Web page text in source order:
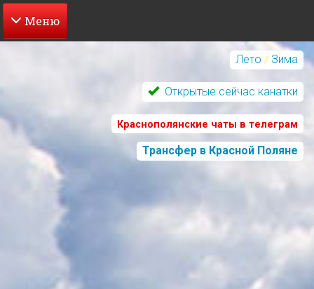
Перейти
содержанию
Лето / Зима
Открытые сейчас канатки
Краснополянские чаты в телеграм
Трансфер в Красной Поляне